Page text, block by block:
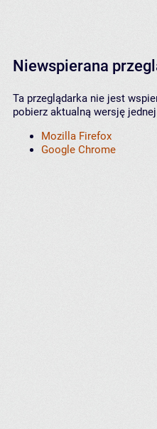
Niewspierana
Ta przeglądarka nie jest
pobierz aktualną wersję
Mozilla Firefox
Google Chrome